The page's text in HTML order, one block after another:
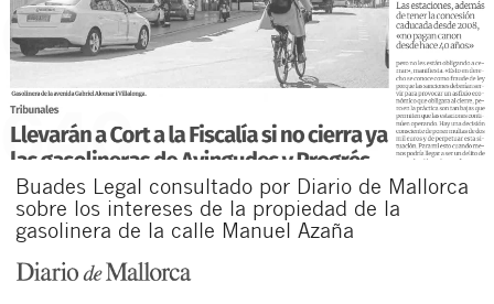
Buades Legal consultado por Diario de Mallorca
sobre los intereses de la propiedad de la
gasolinera de la calle Manuel Azaña